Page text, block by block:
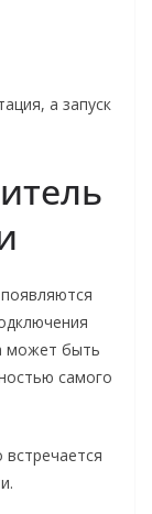
а запуск
может быть
самого